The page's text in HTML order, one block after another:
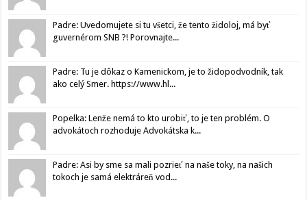
Padre: Uvedomujete si tu všetci, že tento židoloj, má byť
guvernérom SNB ?! Porovnajte...
Padre: Tu je dôkaz o Kamenickom, je to židopodvodník, tak
ako celý Smer. https://www.hl...
Popelka: Lenže nemá to kto urobiť, to je ten problém. O
advokátoch rozhoduje Advokátska k...
Padre: Asi by sme sa mali pozrieť na naše toky, na našich
tokoch je samá elektráreň vod...